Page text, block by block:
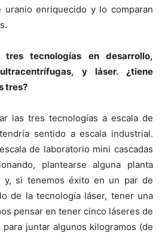
uranio enriquecido y lo comparan
tecnologías en desarrollo,
y láser. ¿tiene
tres?
las tres tecnologías a escala de
sentido a escala industrial.
de laboratorio mini cascadas
plantearse alguna planta
y, si tenemos éxito en un par de
de la tecnología láser, tener una
pensar en tener cinco láseres de
juntar algunos kilogramos (de